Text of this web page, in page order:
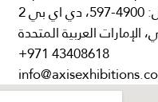
2
+971 43408618